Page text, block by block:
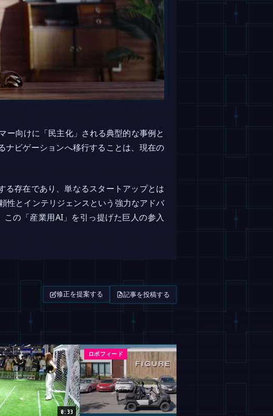
ー向けに「民主化」される典型的な事例と
ナビゲーションへ移行することは、現在の
る存在であり、単なるスタートアップとは
性とインテリジェンスという強力なアドバ
の「産業用AI」を引っ提げた巨人の参入
修正を提案する 記事を投稿する
0:33
ロボフィード